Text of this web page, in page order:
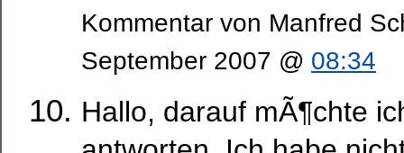
Kommentar von Manfred
September 2007 @ 08:34
Hallo, darauf mÃ¶chte